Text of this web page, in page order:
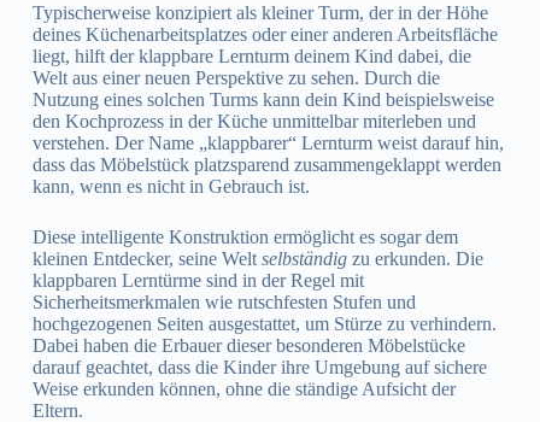
Typischerweise konzipiert als kleiner Turm, der in der Höhe
deines Küchenarbeitsplatzes oder einer anderen Arbeitsfläche
liegt, hilft der klappbare Lernturm deinem Kind dabei, die
Welt aus einer neuen Perspektive zu sehen. Durch die
Nutzung eines solchen Turms kann dein Kind beispielsweise
den Kochprozess in der Küche unmittelbar miterleben und
verstehen. Der Name „klappbarer“ Lernturm weist darauf hin,
dass das Möbelstück platzsparend zusammengeklappt werden
kann, wenn es nicht in Gebrauch ist.
Diese intelligente Konstruktion ermöglicht es sogar dem
kleinen Entdecker, seine Welt selbständigzu erkunden. Die
klappbaren Lerntürme sind in der Regel mit
Sicherheitsmerkmalen wie rutschfesten Stufen und
hochgezogenen Seiten ausgestattet, um Stürze zu verhindern.
Dabei haben die Erbauer dieser besonderen Möbelstücke
darauf geachtet, dass die Kinder ihre Umgebung auf sichere
Weise erkunden können, ohne die ständige Aufsicht der
Eltern.